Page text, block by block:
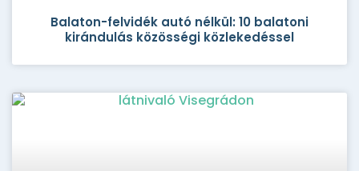
Balaton-felvidék autó nélkül: 10 balatoni
kirándulás közösségi közlekedéssel